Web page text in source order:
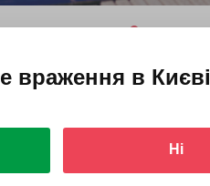
враження в Києві
Ні